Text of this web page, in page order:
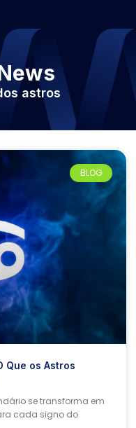
astros
BLOG
Que os Astros
se transforma em
cada signo do